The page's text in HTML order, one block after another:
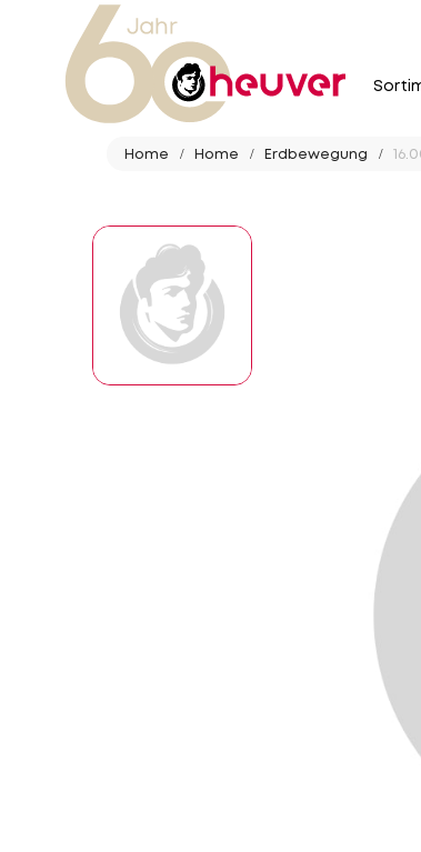
Home Home Erdbewegung